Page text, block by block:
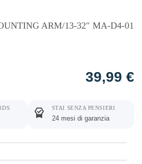
ARM/13-32″ MA-D4-01
39,99 €
STAI SENZA PENSIERI
24 mesi di garanzia